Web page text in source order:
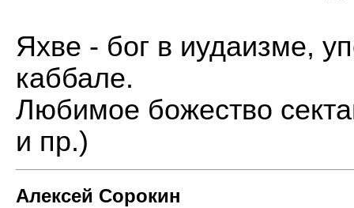
Яхве - бог в иудаизме,
каббале.
Любимое божество
и пр.)
Алексей Сорокин